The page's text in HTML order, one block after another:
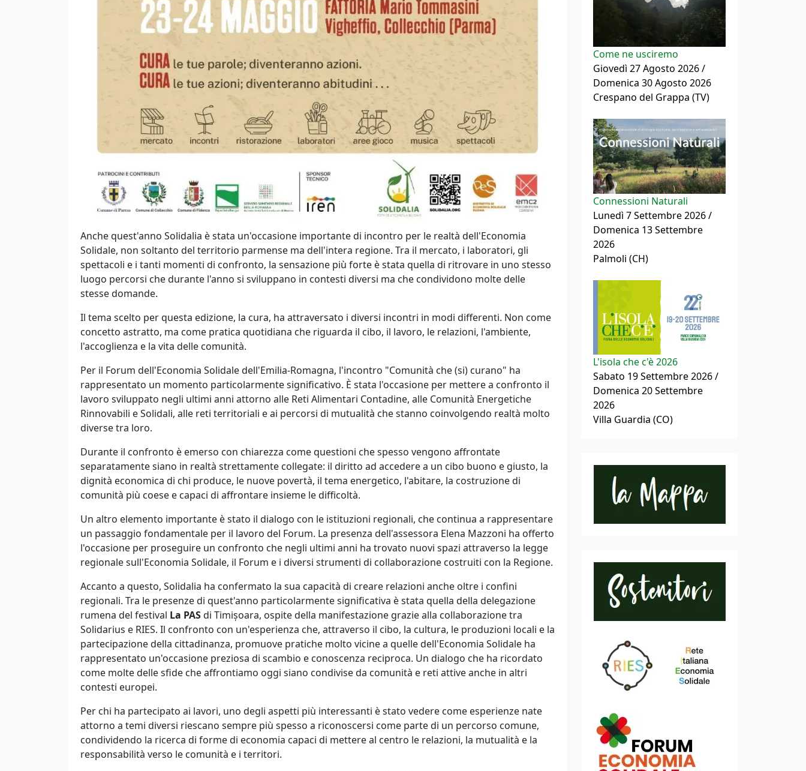
Anche quest'anno Solidalia è stata un'occasione importante di incontro per le realtà dell'Economia
Solidale, non soltanto del territorio parmense ma dell'intera regione. Tra il mercato, i laboratori, gli
spettacoli e i tanti momenti di confronto, la sensazione più forte è stata quella di ritrovare in uno stesso
luogo percorsi che durante l'anno si sviluppano in contesti diversi ma che condividono molte delle
stesse domande.
Il tema scelto per questa edizione, la cura, ha attraversato i diversi incontri in modi differenti. Non come
concetto astratto, ma come pratica quotidiana che riguarda il cibo, il lavoro, le relazioni, l'ambiente,
l'accoglienza e la vita delle comunità.
Per il Forum dell'Economia Solidale dell'Emilia-Romagna, l'incontro "Comunità che (si) curano" ha
rappresentato un momento particolarmente significativo. È stata l'occasione per mettere a confronto il
lavoro sviluppato negli ultimi anni attorno alle Reti Alimentari Contadine, alle Comunità Energetiche
Rinnovabili e Solidali, alle reti territoriali e ai percorsi di mutualità che stanno coinvolgendo realtà molto
diverse tra loro.
Durante il confronto è emerso con chiarezza come questioni che spesso vengono affrontate
separatamente siano in realtà strettamente collegate: il diritto ad accedere a un cibo buono e giusto, la
dignità economica di chi produce, le nuove povertà, il tema energetico, l'abitare, la costruzione di
comunità più coese e capaci di affrontare insieme le difficoltà.
Un altro elemento importante è stato il dialogo con le istituzioni regionali, che continua a rappresentare
un passaggio fondamentale per il lavoro del Forum. La presenza dell'assessora Elena Mazzoni ha offerto
l'occasione per proseguire un confronto che negli ultimi anni ha trovato nuovi spazi attraverso la legge
regionale sull'Economia Solidale, il Forum e i diversi strumenti di collaborazione costruiti con la Regione.
Accanto a questo, Solidalia ha confermato la sua capacità di creare relazioni anche oltre i confini
regionali. Tra le presenze di quest'anno particolarmente significativa è stata quella della delegazione
rumena del festival La PASdi Timișoara, ospite della manifestazione grazie alla collaborazione tra
Solidarius e RIES. Il confronto con un'esperienza che, attraverso il cibo, la cultura, le produzioni locali e la
partecipazione della cittadinanza, promuove pratiche molto vicine a quelle dell'Economia Solidale ha
rappresentato un'occasione preziosa di scambio e conoscenza reciproca. Un dialogo che ha ricordato
come molte delle sfide che affrontiamo oggi siano condivise da comunità e reti attive anche in altri
contesti europei.
Per chi ha partecipato ai lavori, uno degli aspetti più interessanti è stato vedere come esperienze nate
attorno a temi diversi riescano sempre più spesso a riconoscersi come parte di un percorso comune,
condividendo la ricerca di forme di economia capaci di mettere al centro le relazioni, la mutualità e la
responsabilità verso le comunità e i territori.
Come ne usciremo
Giovedì 27 Agosto 2026 /
Domenica 30 Agosto 2026
Crespano del Grappa (TV)
Connessioni Naturali
Lunedì 7 Settembre 2026 /
Domenica 13 Settembre
2026
Palmoli (CH)
L'isola che c'è 2026
Sabato 19 Settembre 2026 /
Domenica 20 Settembre
2026
Villa Guardia (CO)